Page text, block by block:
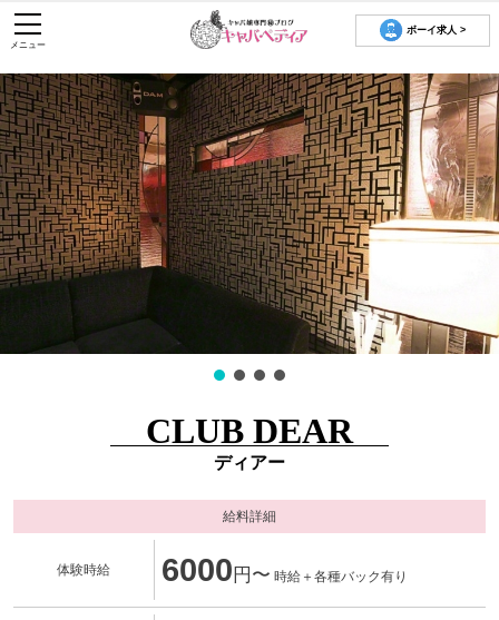
ボーイ求人 >
メニュー
CLUB DEAR
ディアー
給料詳細
体験時給 6000 円〜 時給＋各種バック有り